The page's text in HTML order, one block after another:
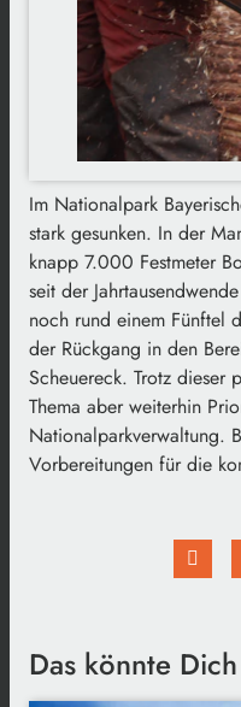
Im Nationalpark
stark gesunken. In der
knapp 7.000 Festmeter
seit der
noch rund einem Fünftel
der Rückgang in den
Scheuereck. Trotz dieser
Thema aber weiterhin
Nationalparkverwaltung.
Vorbereitungen für die
Das könnte